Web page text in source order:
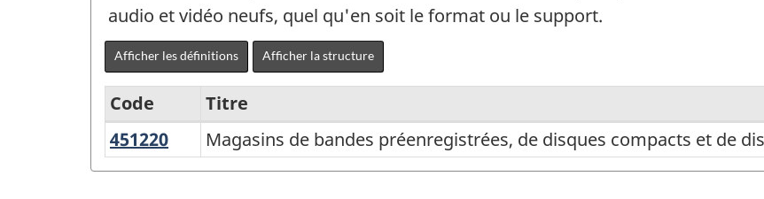
audio et vidéo neufs, quel qu'en soit le format ou le support.
Afficher les définitions Afficher la structure
Variante
du
Code
Titre
451220 Magasins
de
Magasins de bandes préenregistrées, de disques compacts et de